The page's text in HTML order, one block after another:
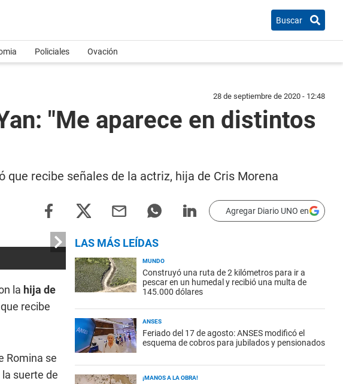
Buscar
Policiales Ovación
28 de septiembre de 2020 - 12:48
"Me aparece en distintos
que recibe señales de la actriz, hija de Cris Morena
Agregar Diario UNO en
la hija de
recibe
Romina se
suerte de
LAS MÁS LEÍDAS
MUNDO
Construyó una ruta de 2 kilómetros para ir a
pescar en un humedal y recibió una multa de
145.000 dólares
ANSES
Feriado del 17 de agosto: ANSES modificó el
esquema de cobros para jubilados y pensionados
¡MANOS A LA OBRA!